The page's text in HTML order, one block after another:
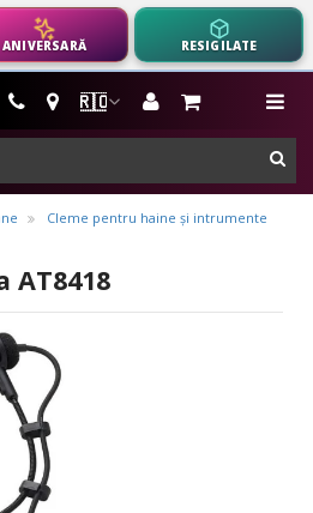
ANIVERSARĂ RESIGILATE
🇷🇴
Cleme pentru haine și intrumente
AT8418